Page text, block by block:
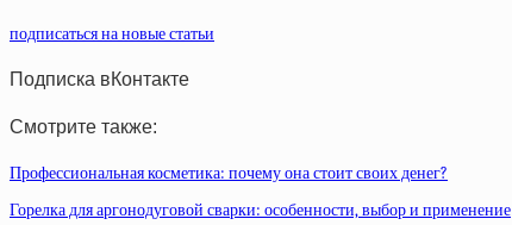
подписаться на новые статьи
Подписка вКонтакте
Смотрите также:
Профессиональная косметика: почему она стоит своих денег?
Горелка для аргонодуговой сварки: особенности, выбор и применение